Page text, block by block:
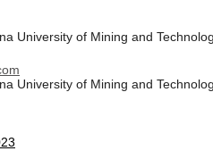
University of Mining and
University of Mining and